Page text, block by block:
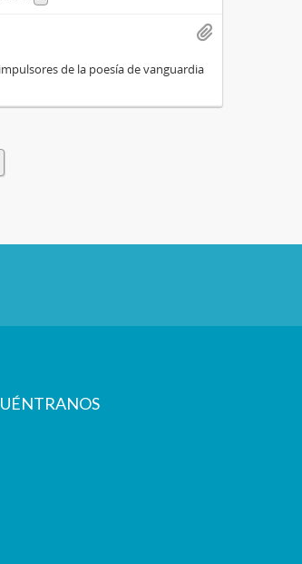
de la poesía de vanguardia